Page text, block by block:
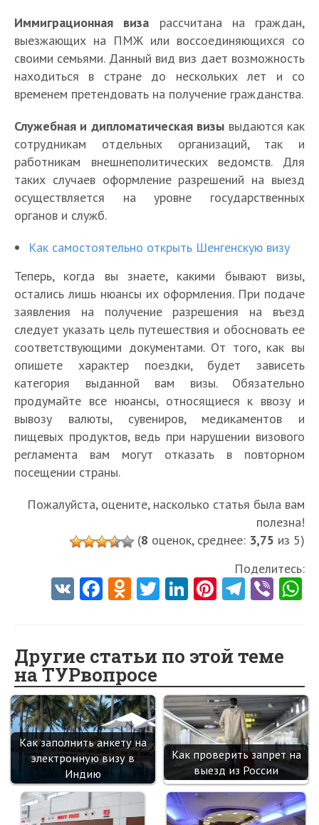
Иммиграционная виза рассчитана на граждан,
выезжающих на ПМЖ или воссоединяющихся со
своими семьями. Данный вид виз дает возможность
находиться в стране до нескольких лет и со
временем претендовать на получение гражданства.
Служебная и дипломатическая визы выдаются как
сотрудникам отдельных организаций, так и
работникам внешнеполитических ведомств. Для
таких случаев оформление разрешений на выезд
осуществляется на уровне государственных
органов и служб.
Как самостоятельно открыть Шенгенскую визу
Теперь, когда вы знаете, какими бывают визы,
остались лишь нюансы их оформления. При подаче
заявления на получение разрешения на въезд
следует указать цель путешествия и обосновать ее
соответствующими документами. От того, как вы
опишете характер поездки, будет зависеть
категория выданной вам визы. Обязательно
продумайте все нюансы, относящиеся к ввозу и
вывозу валюты, сувениров, медикаментов и
пищевых продуктов, ведь при нарушении визового
регламента вам могут отказать в повторном
посещении страны.
Пожалуйста, оцените, насколько статья была вам
полезна!
(8 оценок, среднее: 3,75 из 5)
Поделитесь:
V Fa
o
o
k
O
o
kl
as
sn
ik
i
T
er
Li
dI
n
Pi
es
t
Te
a
m
Vi
Другие статьи по этой теме
на ТУРвопросе
Как заполнить анкету на
электронную визу в
Индию
Как проверить запрет на
выезд из России